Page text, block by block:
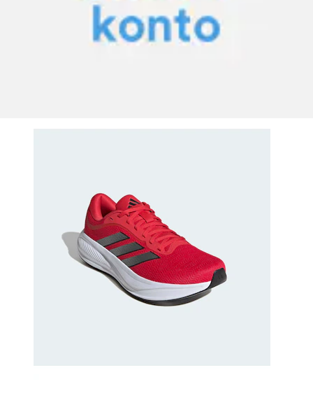
Farben
Laufschuh »RESPONSE RUNNER 2«